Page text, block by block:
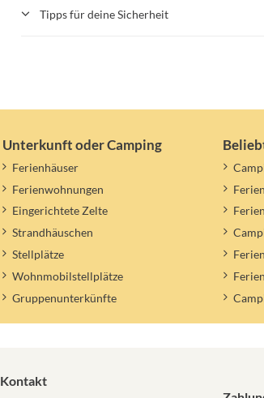
Tipps für deine Sicherheit
Unterkunft oder Camping
Ferienhäuser
Ferienwohnungen
Eingerichtete Zelte
Strandhäuschen
Stellplätze
Wohnmobilstellplätze
Gruppenunterkünfte
Kontakt